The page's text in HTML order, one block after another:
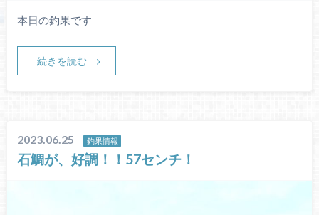
本日の釣果です
続きを読む
2023.06.25 釣果情報
石鯛が、好調！！57センチ！